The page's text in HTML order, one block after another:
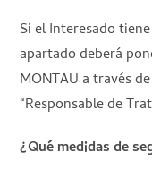
Si el Interesado
apartado deberá
MONTAU a través
“Responsable de
¿Qué medidas de